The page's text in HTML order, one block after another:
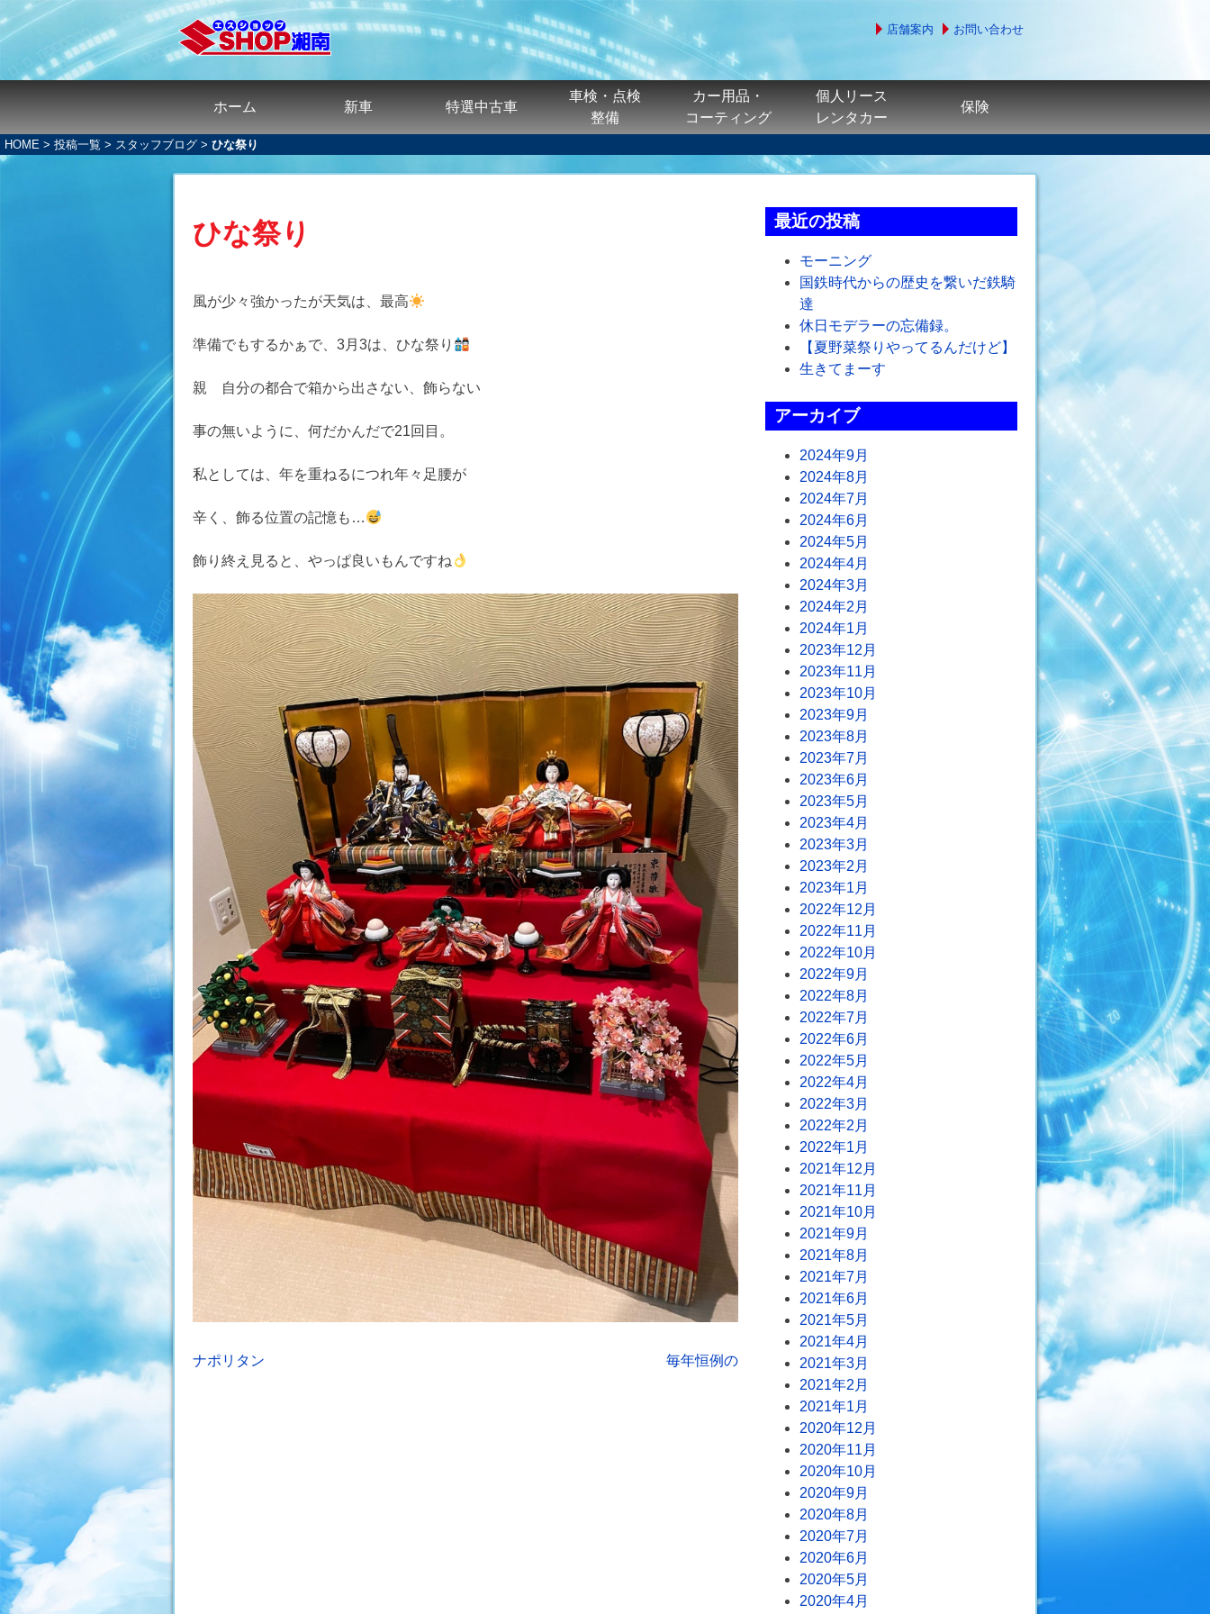
店舗案内 お問い合わせ
ホーム 新車 特選中古車
車検・点検
整備
カー用品・
コーティング
個人リース
レンタカー
保険
HOME > 投稿一覧 > スタッフブログ > ひな祭り
ひな祭り
風が少々強かったが天気は、最高
準備でもするかぁで、3月3は、ひな祭り
親 自分の都合で箱から出さない、飾らない
事の無いように、何だかんだで21回目。
私としては、年を重ねるにつれ年々足腰が
辛く、飾る位置の記憶も…
飾り終え見ると、やっぱ良いもんですね
投
ナポリタン 毎年恒例の
最近の投稿
モーニング
国鉄時代からの歴史を繋いだ鉄騎
達
休日モデラーの忘備録。
【夏野菜祭りやってるんだけど】
生きてまーす
アーカイブ
2024年9月
2024年8月
2024年7月
2024年6月
2024年5月
2024年4月
2024年3月
2024年2月
2024年1月
2023年12月
2023年11月
2023年10月
2023年9月
2023年8月
2023年7月
2023年6月
2023年5月
2023年4月
2023年3月
2023年2月
2023年1月
2022年12月
2022年11月
2022年10月
2022年9月
2022年8月
2022年7月
2022年6月
2022年5月
2022年4月
2022年3月
2022年2月
2022年1月
2021年12月
2021年11月
2021年10月
2021年9月
2021年8月
2021年7月
2021年6月
2021年5月
2021年4月
2021年3月
2021年2月
2021年1月
2020年12月
2020年11月
2020年10月
2020年9月
2020年8月
2020年7月
2020年6月
2020年5月
2020年4月